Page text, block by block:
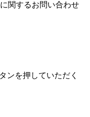
関するお問い合わせ
ンを押していただく